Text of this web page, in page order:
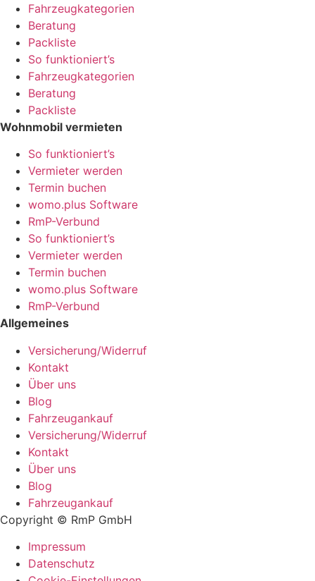
Fahrzeugkategorien
Beratung
Packliste
So funktioniert’s
Fahrzeugkategorien
Beratung
Packliste
Wohnmobil vermieten
So funktioniert’s
Vermieter werden
Termin buchen
womo.plus Software
RmP-Verbund
So funktioniert’s
Vermieter werden
Termin buchen
womo.plus Software
RmP-Verbund
Allgemeines
Versicherung/Widerruf
Kontakt
Über uns
Blog
Fahrzeugankauf
Versicherung/Widerruf
Kontakt
Über uns
Blog
Fahrzeugankauf
Copyright © RmP GmbH
Impressum
Datenschutz